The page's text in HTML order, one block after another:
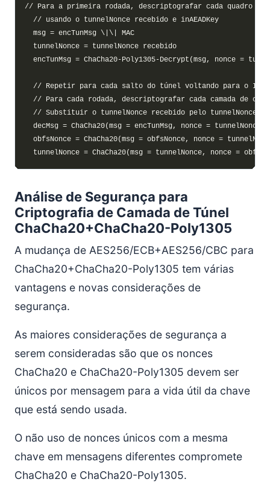
Análise de Segurança para
Criptografia de Camada de Túnel
ChaCha20+ChaCha20-Poly1305
A mudança de AES256/ECB+AES256/CBC para
ChaCha20+ChaCha20-Poly1305 tem várias
vantagens e novas considerações de
segurança.
As maiores considerações de segurança a
serem consideradas são que os nonces
ChaCha20 e ChaCha20-Poly1305 devem ser
únicos por mensagem para a vida útil da chave
que está sendo usada.
O não uso de nonces únicos com a mesma
chave em mensagens diferentes compromete
ChaCha20 e ChaCha20-Poly1305.